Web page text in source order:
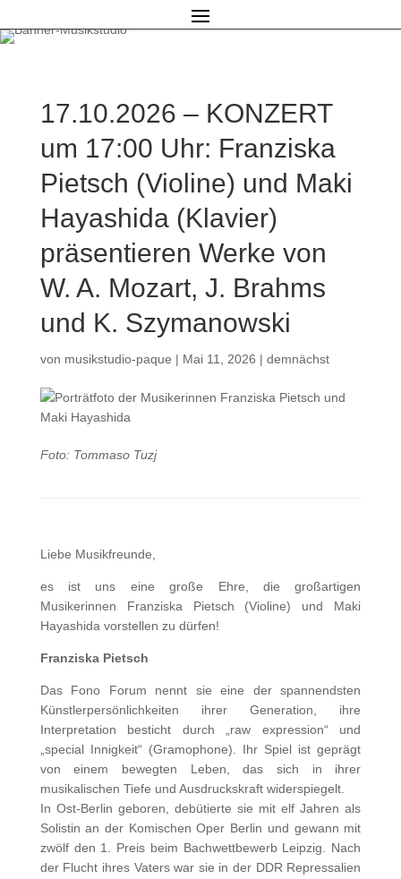
17.10.2026 – KONZERT
um 17:00 Uhr: Franziska
Pietsch (Violine) und Maki
Hayashida (Klavier)
präsentieren Werke von
W. A. Mozart, J. Brahms
und K. Szymanowski
von musikstudio-paque | Mai 11, 2026 | demnächst
Foto: Tommaso Tuzj
Liebe Musikfreunde,
es ist uns eine große Ehre, die großartigen
Musikerinnen Franziska Pietsch (Violine) und Maki
Hayashida vorstellen zu dürfen!
Franziska Pietsch
Das Fono Forum nennt sie eine der spannendsten
Künstlerpersönlichkeiten ihrer Generation, ihre
Interpretation besticht durch „raw expression“ und
„special Innigkeit“ (Gramophone). Ihr Spiel ist geprägt
von einem bewegten Leben, das sich in ihrer
musikalischen Tiefe und Ausdruckskraft widerspiegelt.
In Ost-Berlin geboren, debütierte sie mit elf Jahren als
Solistin an der Komischen Oper Berlin und gewann mit
zwölf den 1. Preis beim Bachwettbewerb Leipzig. Nach
der Flucht ihres Vaters war sie in der DDR Repressalien